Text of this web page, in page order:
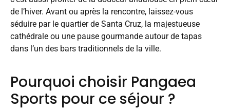
de l’hiver. Avant ou après la rencontre, laissez-vous
séduire par le quartier de Santa Cruz, la majestueuse
cathédrale ou une pause gourmande autour de tapas
dans l’un des bars traditionnels de la ville.
Pourquoi choisir Pangaea
Sports pour ce séjour ?